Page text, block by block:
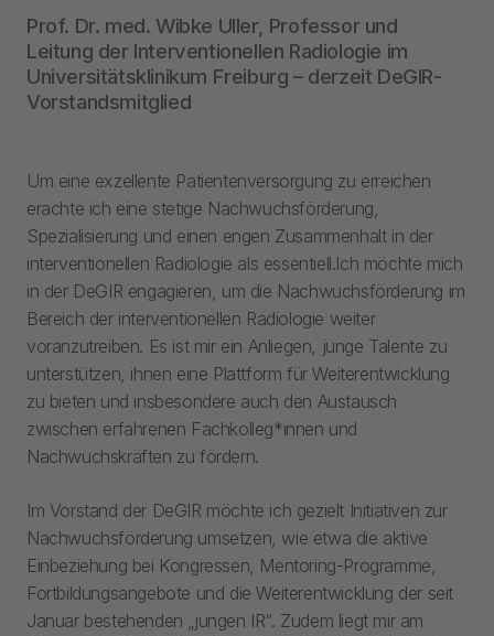
Prof. Dr. med. Wibke Uller, Professor und
Leitung der Interventionellen Radiologie im
Universitätsklinikum Freiburg – derzeit DeGIR-
Vorstandsmitglied
Um eine exzellente Patientenversorgung zu erreichen
erachte ich eine stetige Nachwuchsförderung,
Spezialisierung und einen engen Zusammenhalt in der
interventionellen Radiologie als essentiell.Ich möchte mich
in der DeGIR engagieren, um die Nachwuchsförderung im
Bereich der interventionellen Radiologie weiter
voranzutreiben. Es ist mir ein Anliegen, junge Talente zu
unterstützen, ihnen eine Plattform für Weiterentwicklung
zu bieten und insbesondere auch den Austausch
zwischen erfahrenen Fachkolleg*innen und
Nachwuchskräften zu fördern.
Im Vorstand der DeGIR möchte ich gezielt Initiativen zur
Nachwuchsförderung umsetzen, wie etwa die aktive
Einbeziehung bei Kongressen, Mentoring-Programme,
Fortbildungsangebote und die Weiterentwicklung der seit
Januar bestehenden „jungen IR“. Zudem liegt mir am